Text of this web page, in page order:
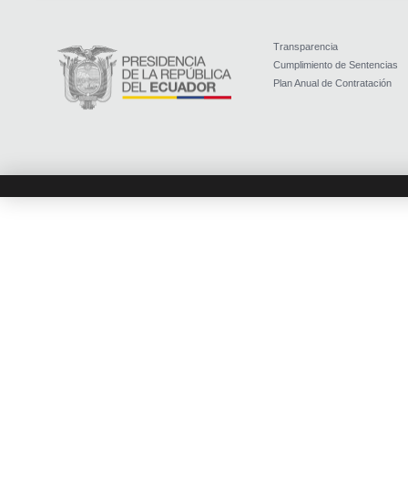
Transparencia
Cumplimiento de Sentencias
Plan Anual de Contratación